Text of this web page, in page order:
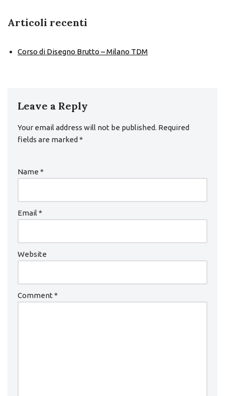
Articoli recenti
Corso di Disegno Brutto – Milano TDM
Leave a Reply
Your email address will not be published. Required
fields are marked *
Name *
Email *
Website
Comment *